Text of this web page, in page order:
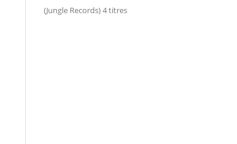
(Jungle Records) 4 titres